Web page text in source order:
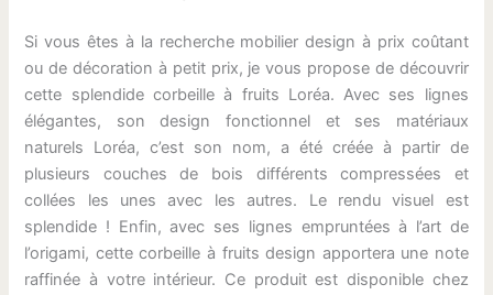
Si vous êtes à la recherche mobilier design à prix coûtant
ou de décoration à petit prix, je vous propose de découvrir
cette splendide corbeille à fruits Loréa. Avec ses lignes
élégantes, son design fonctionnel et ses matériaux
naturels Loréa, c’est son nom, a été créée à partir de
plusieurs couches de bois différents compressées et
collées les unes avec les autres. Le rendu visuel est
splendide ! Enfin, avec ses lignes empruntées à l’art de
l’origami, cette corbeille à fruits design apportera une note
raffinée à votre intérieur. Ce produit est disponible chez